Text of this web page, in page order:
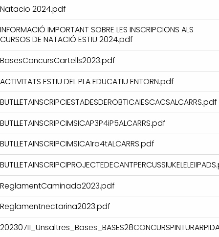
Natacio 2024.pdf
INFORMACIÓ IMPORTANT SOBRE LES INSCRIPCIONS ALS
CURSOS DE NATACIÓ ESTIU 2024.pdf
BasesConcursCartells2023.pdf
ACTIVITATS ESTIU DEL PLA EDUCATIU ENTORN.pdf
BUTLLETAINSCRIPCIESTADESDEROBTICAIESCACSALCARRS.pdf
BUTLLETAINSCRIPCIMSICAP3P4iP5ALCARRS.pdf
BUTLLETAINSCRIPCIMSICA1ra4tALCARRS.pdf
ReglamentCaminada2023.pdf
Reglamentnectarina2023.pdf